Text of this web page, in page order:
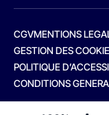
CGVMENTIONS
GESTION DES
POLITIQUE
CONDITIONS